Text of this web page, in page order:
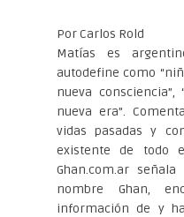
Por Carlos Rold
Matías es
autodefine como
nueva
nueva era”.
vidas pasadas y
existente de todo
Ghan.com.ar
nombre Ghan,
información de y